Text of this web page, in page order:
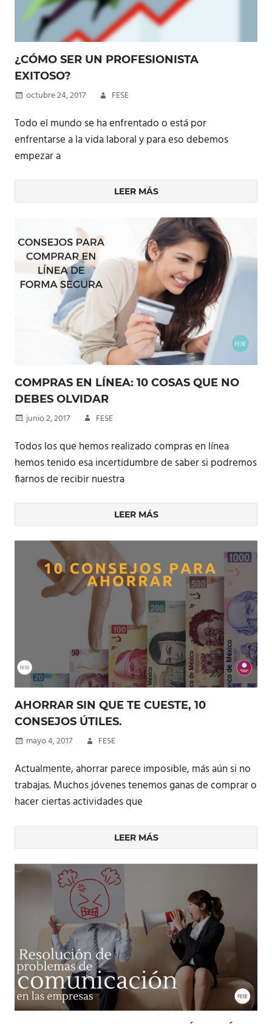
¿CÓMO SER UN PROFESIONISTA
EXITOSO?
octubre 24, 2017 FESE
Todo el mundo se ha enfrentado o está por
enfrentarse a la vida laboral y para eso debemos
empezar a
LEER MÁS
COMPRAS EN LÍNEA: 10 COSAS QUE NO
DEBES OLVIDAR
junio 2, 2017 FESE
Todos los que hemos realizado compras en línea
hemos tenido esa incertidumbre de saber si podremos
fiarnos de recibir nuestra
LEER MÁS
AHORRAR SIN QUE TE CUESTE, 10
CONSEJOS ÚTILES.
mayo 4, 2017 FESE
Actualmente, ahorrar parece imposible, más aún si no
trabajas. Muchos jóvenes tenemos ganas de comprar o
hacer ciertas actividades que
LEER MÁS